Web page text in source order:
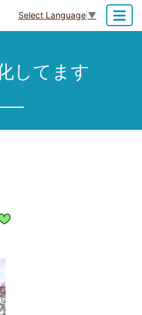
Select Language ▼
してます